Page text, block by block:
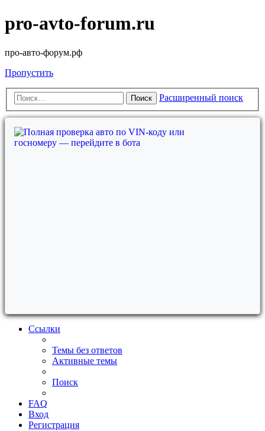
pro-avto-forum.ru
про-авто-форум.рф
Пропустить
Поиск Расширенный поиск
Ссылки
Темы без ответов
Активные темы
Поиск
FAQ
Вход
Регистрация